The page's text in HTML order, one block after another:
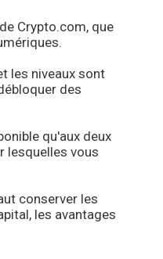
Crypto.com, que
les niveaux sont
des
qu'aux deux
lesquelles vous
conserver les
les avantages